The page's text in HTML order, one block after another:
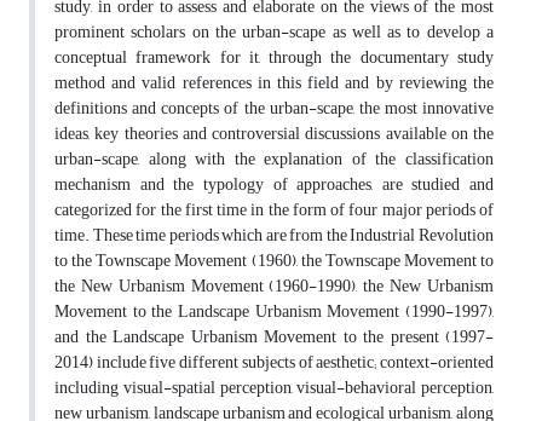
study, in order to assess and elaborate on the views of the most
prominent scholars on the urban-scape as well as to develop a
conceptual framework for it, through the documentary study
method and valid references in this field and by reviewing the
definitions and concepts of the urban-scape, the most innovative
ideas, key theories and controversial discussions available on the
urban-scape, along with the explanation of the classification
mechanism and the typology of approaches, are studied and
categorized for the first time in the form of four major periods of
time. These time periods which are from the Industrial Revolution
to the Townscape Movement (1960), the Townscape Movement to
the New Urbanism Movement (1960-1990), the New Urbanism
Movement to the Landscape Urbanism Movement (1990-1997),
and the Landscape Urbanism Movement to the present (1997-
2014) include five different subjects of aesthetic; context-oriented
including visual-spatial perception, visual-behavioral perception,
new urbanism, landscape urbanism and ecological urbanism, along